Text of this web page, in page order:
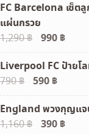
FC Barcelona เซ็ต
แผ่นกรวย
1,290฿
Original
price
was:
1,290 ฿.
990 ฿
price
is:
Liverpool FC ป้ายโ
790฿
Original
price
was:
790 ฿.
590 ฿Current
price
is:
590 ฿.
England พวงกุญแจ
1,160฿
Original
390 ฿